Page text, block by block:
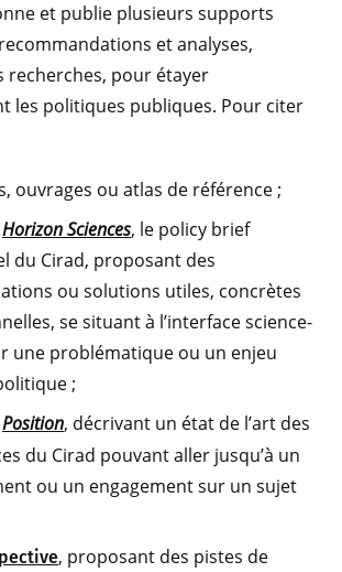
et publie plusieurs supports
et analyses,
recherches, pour étayer
les politiques publiques. Pour citer
ouvrages ou atlas de référence ;
Horizon Sciences, le policy brief
du Cirad, proposant des
ou solutions utiles, concrètes
se situant à l’interface science-
une problématique ou un enjeu
;
Position, décrivant un état de l’art des
du Cirad pouvant aller jusqu’à un
ou un engagement sur un sujet
, proposant des pistes de